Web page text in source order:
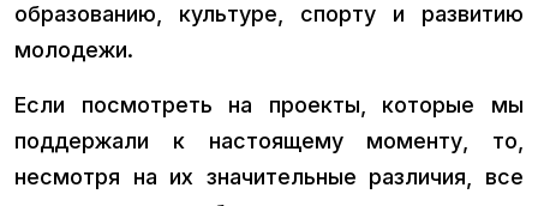
образованию, культуре, спорту и развитию
молодежи.
Если посмотреть на проекты, которые мы
поддержали к настоящему моменту, то,
несмотря на их значительные различия, все